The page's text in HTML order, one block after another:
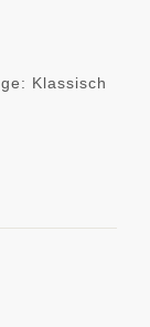
Klassisch